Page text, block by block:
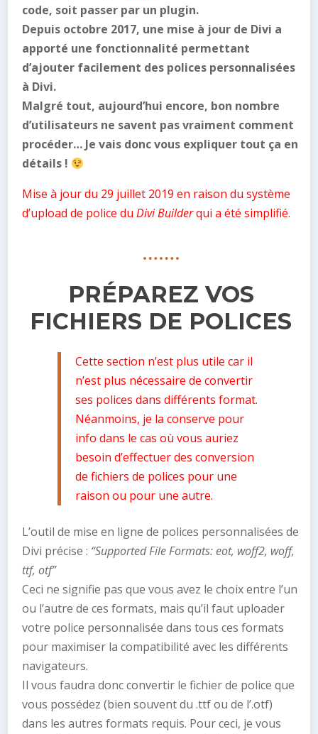
code, soit passer par un plugin.
Depuis octobre 2017, une mise à jour de Divi a
apporté une fonctionnalité permettant
d’ajouter facilement des polices personnalisées
à Divi.
Malgré tout, aujourd’hui encore, bon nombre
d’utilisateurs ne savent pas vraiment comment
procéder… Je vais donc vous expliquer tout ça en
détails !
Mise à jour du 29 juillet 2019 en raison du système
d’upload de police duDivi Builderqui a été simplifié.
PRÉPAREZ VOS
FICHIERS DE POLICES
Cette section n’est plus utile car il
n’est plus nécessaire de convertir
ses polices dans différents format.
Néanmoins, je la conserve pour
info dans le cas où vous auriez
besoin d’effectuer des conversion
de fichiers de polices pour une
raison ou pour une autre.
L’outil de mise en ligne de polices personnalisées de
Divi précise : “Supported File Formats: eot, woff2, woff,
ttf, otf”
Ceci ne signifie pas que vous avez le choix entre l’un
ou l’autre de ces formats, mais qu’il faut uploader
votre police personnalisée dans tous ces formats
pour maximiser la compatibilité avec les différents
navigateurs.
Il vous faudra donc convertir le fichier de police que
vous possédez (bien souvent du .ttf ou de l’.otf)
dans les autres formats requis. Pour ceci, je vous